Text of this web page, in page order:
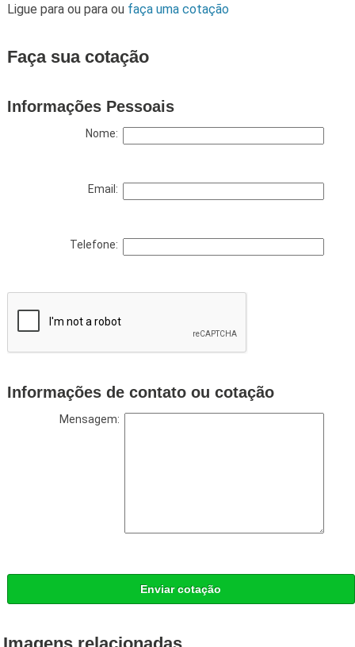
Ligue para ou para ou faça uma cotação
Faça sua cotação
Informações Pessoais
Nome:
Email:
Telefone:
Informações de contato ou cotação
Mensagem:
Enviar cotação